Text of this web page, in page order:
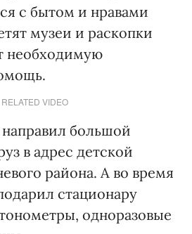
с бытом и нравами
музеи и раскопки
необходимую
RELATED VIDEO
большой
в адрес детской
района. А во время
стационару
одноразовые